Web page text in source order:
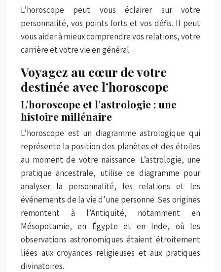
L’horoscope peut vous éclairer sur votre
personnalité, vos points forts et vos défis. Il peut
vous aider à mieux comprendre vos relations, votre
carrière et votre vie en général.
Voyagez au cœur de votre
destinée avec l’horoscope
L’horoscope et l’astrologie : une
histoire millénaire
L’horoscope est un diagramme astrologique qui
représente la position des planètes et des étoiles
au moment de votre naissance. L’astrologie, une
pratique ancestrale, utilise ce diagramme pour
analyser la personnalité, les relations et les
événements de la vie d’une personne. Ses origines
remontent à l’Antiquité, notamment en
Mésopotamie, en Égypte et en Inde, où les
observations astronomiques étaient étroitement
liées aux croyances religieuses et aux pratiques
divinatoires.